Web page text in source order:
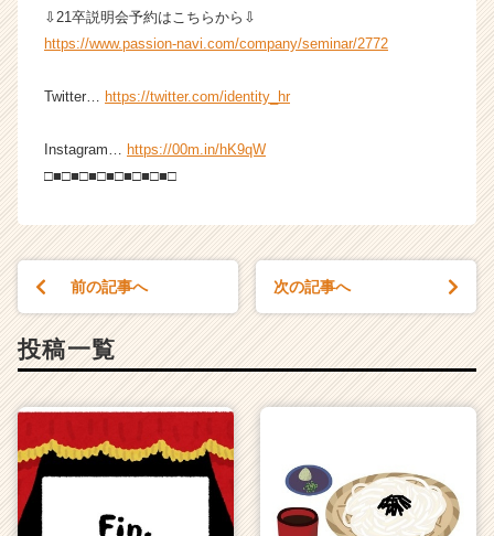
⇩21卒説明会予約はこちらから⇩
https://www.passion-navi.com/company/seminar/2772
Twitter… https://twitter.com/identity_hr
Instagram…
https://00m.in/hK9qW
□■□■□■□■□■□■□■□
前の記事へ 次の記事へ
投稿一覧